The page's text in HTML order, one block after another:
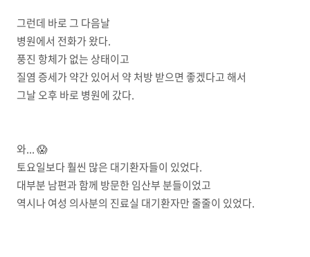
그런데 바로 그 다음날
병원에서 전화가 왔다.
풍진 항체가 없는 상태이고
질염 증세가 약간 있어서 약 처방 받으면 좋겠다고 해서
그날 오후 바로 병원에 갔다.
와... 😱
토요일보다 훨씬 많은 대기환자들이 있었다.
대부분 남편과 함께 방문한 임산부 분들이었고
역시나 여성 의사분의 진료실 대기환자만 줄줄이 있었다.